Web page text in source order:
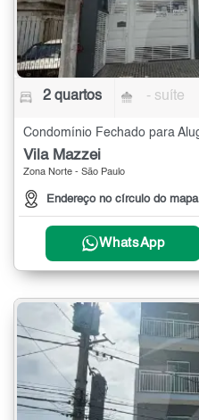
2 quartos - suíte
Vila Mazzei
Zona Norte - São Paulo
Endereço no círculo do mapa
WhatsApp